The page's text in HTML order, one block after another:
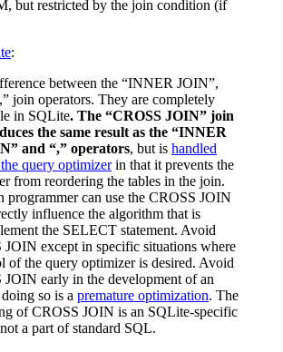
but restricted by the join condition (if
:
between the “INNER JOIN”,
join operators. They are completely
in SQLite. The “CROSS JOIN” join
the same result as the “INNER
and “,” operators, but is handled
query optimizerin that it prevents the
from reordering the tables in the join.
programmer can use the CROSS JOIN
influence the algorithm that is
the SELECT statement. Avoid
JOIN except in specific situations where
of the query optimizer is desired. Avoid
JOIN early in the development of an
so is a premature optimization. The
of CROSS JOIN is an SQLite-specific
a part of standard SQL.